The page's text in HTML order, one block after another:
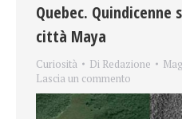
Quebec. Quindicenne
città Maya
Curiosità Di Redazione
Lascia un commento